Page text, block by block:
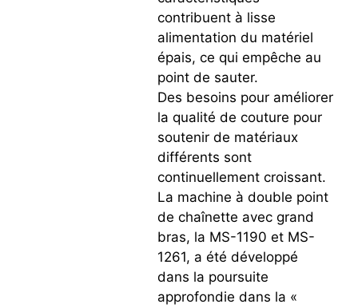
contribuent à lisse
alimentation du matériel
épais, ce qui empêche au
point de sauter.
Des besoins pour améliorer
la qualité de couture pour
soutenir de matériaux
différents sont
continuellement croissant.
La machine à double point
de chaînette avec grand
bras, la MS-1190 et MS-
1261, a été développé
dans la poursuite
approfondie dans la «